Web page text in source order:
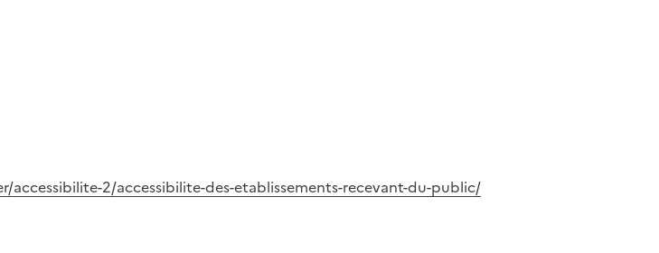
2/accessibilite-des-etablissements-recevant-du-public/